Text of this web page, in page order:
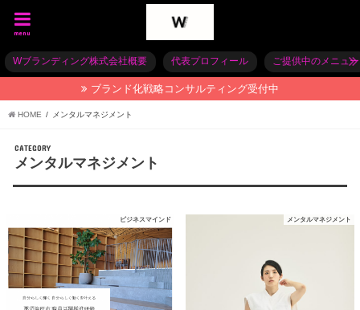
menu
Wブランディング株式会社概要 代表プロフィール ご提供中のメニュー
ブランド化戦略コンサルティング受付中
HOME メンタルマネジメント
CATEGORY
メンタルマネジメント
ビジネスマインド メンタルマネジメント